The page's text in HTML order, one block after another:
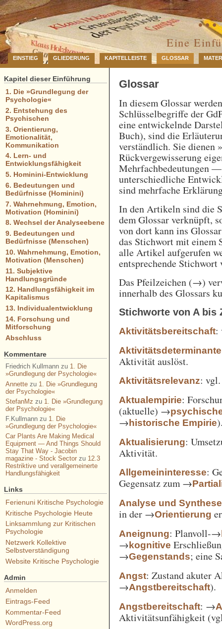
…
Eine
EINSTIEG GLIEDERUNG KAPITELLEISTE GLOSSAR
Glossar
In diesem Glossar
Schlüsselbegriffe der
eine entwickelnde
Buch), sind die
verständlich. Sie dienen
Rückvergewisserung
Mehrfachbedeutungen
unterschiedliche
sind mehrfache
In den Artikeln sind die
dem Glossar verknüpft,
von dort kann ins
das Stichwort mit einem
alle Artikel aufgerufen
entsprechende Stichwort
Das Pfeilzeichen (→)
innerhalb des Glossars
Stichworte von A bis
Aktivitätsbereitschaft:
Aktivitätsdeterminante
Aktivität auslöst.
Aktivitätsrelevanz:
Aktualempirie:
(aktuelle) →
→historische Empirie
Aktualisierung:
Aktivität.
Allgemeininteresse:
Gegensatz zum →
Analyse und Synthese
in der →Orientierung
Aneignung: Planvoll-→
→kognitive
→Gegenstands; eine
Angst: Zustand akuter
→Angstbereitschaft).
Angstbereitschaft: →
Aktivitätsunfähigkeit
Kapitel dieser Einführung
1. Die »Grundlegung der
Psychologie«
2. Entstehung des
Psychischen
3. Orientierung,
Emotionalität,
Kommunikation
4. Lern- und
Entwicklungsfähigkeit
5. Hominini-Entwicklung
6. Bedeutungen und
Bedürfnisse (Hominini)
7. Wahrnehmung, Emotion,
Motivation (Hominini)
8. Wechsel der Analyseebene
9. Bedeutungen und
Bedürfnisse (Menschen)
10. Wahrnehmung, Emotion,
Motivation (Menschen)
11. Subjektive
Handlungsgründe
12. Handlungsfähigkeit im
Kapitalismus
13. Individualentwicklung
14. Forschung und
Mitforschung
Abschluss
Kommentare
Friedrich Kullmannzu 1. Die
»Grundlegung der Psychologie«
Annettezu 1. Die »Grundlegung
der Psychologie«
StefanMz zu 1. Die »Grundlegung
der Psychologie«
F.Kullmannzu 1. Die
»Grundlegung der Psychologie«
Car Plants Are Making Medical
Equipment — And Things Should
Stay That Way - Jacobin
magazine - Stock Sectorzu 12.3
Restriktive und verallgemeinerte
Handlungsfähigkeit
Links
Ferienuni Kritische Psychologie
Kritische Psychologie Heute
Linksammlung zur Kritischen
Psychologie
Netzwerk Kollektive
Selbstverständigung
Website Kritische Psychologie
Admin
Anmelden
Eintrags-Feed
Kommentar-Feed
WordPress.org